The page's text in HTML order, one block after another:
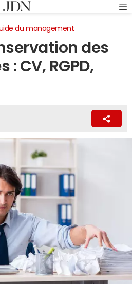
du management
des
CV, RGPD,